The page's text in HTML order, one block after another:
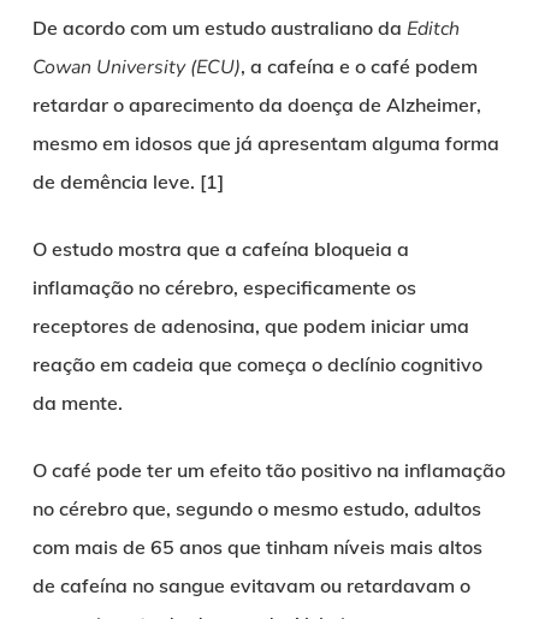
De acordo com um estudo australiano da Editch
Cowan University (ECU), a cafeína e o café podem
retardar o aparecimento da doença de Alzheimer,
mesmo em idosos que já apresentam alguma forma
de demência leve. [1]
O estudo mostra que a cafeína bloqueia a
inflamação no cérebro, especificamente os
receptores de adenosina, que podem iniciar uma
reação em cadeia que começa o declínio cognitivo
da mente.
O café pode ter um efeito tão positivo na inflamação
no cérebro que, segundo o mesmo estudo, adultos
com mais de 65 anos que tinham níveis mais altos
de cafeína no sangue evitavam ou retardavam o